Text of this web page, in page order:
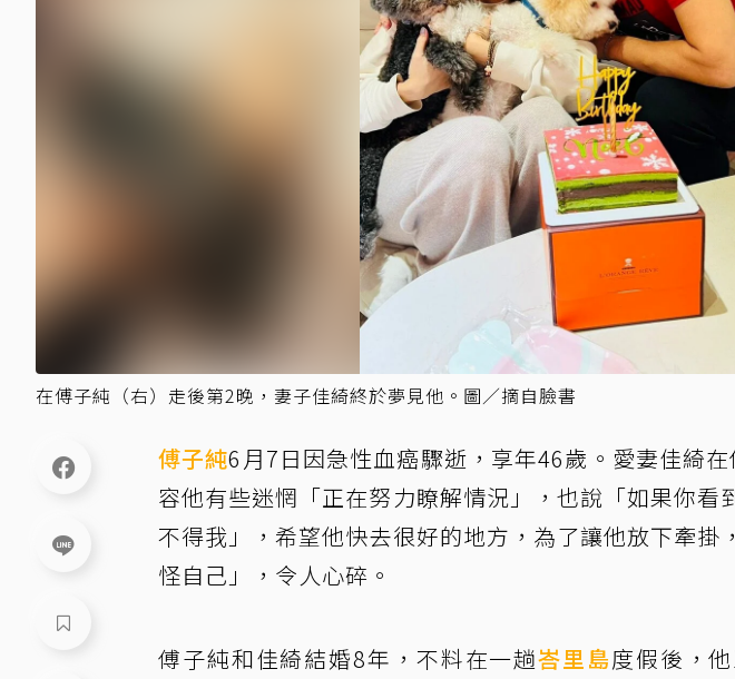
在傅子純（右）走後第2晚，妻子佳綺終於夢見他。圖／摘自臉書
傅子純6月7日因急性血癌驟逝，享年46歲。愛妻佳綺
容他有些迷惘「正在努力瞭解情況」，也說「如果你看
不得我」，希望他快去很好的地方，為了讓他放下牽掛
怪自己」，令人心碎。
傅子純和佳綺結婚8年，不料在一趟峇里島度假後，